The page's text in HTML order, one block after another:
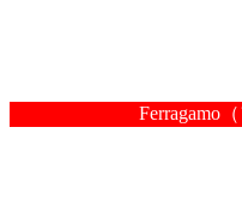
Ferragamo